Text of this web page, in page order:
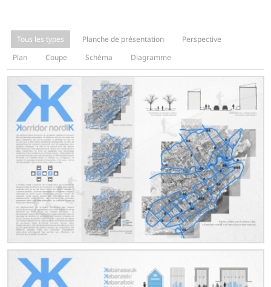
Tous les types Planche de présentation
Perspective
Plan
Coupe Schéma Diagramme